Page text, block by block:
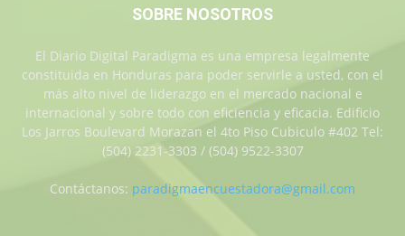
SOBRE NOSOTROS
El Diario Digital Paradigma es una empresa legalmente
constituida en Honduras para poder servirle a usted, con el
más alto nivel de liderazgo en el mercado nacional e
internacional y sobre todo con eficiencia y eficacia. Edificio
Los Jarros Boulevard Morazan el 4to Piso Cubiculo #402 Tel:
(504) 2231-3303 / (504) 9522-3307
Contáctanos: paradigmaencuestadora@gmail.com